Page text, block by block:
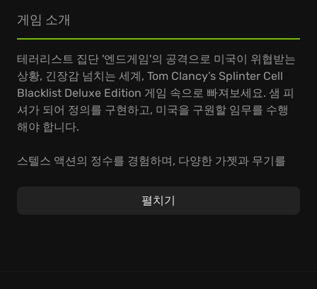
게임 소개
테러리스트 집단 '엔드게임'의 공격으로 미국이 위협받는
상황, 긴장감 넘치는 세계, Tom Clancy’s Splinter Cell
Blacklist Deluxe Edition 게임 속으로 빠져보세요. 샘 피
셔가 되어 정의를 구현하고, 미국을 구원할 임무를 수행
해야 합니다.
스텔스 액션의 정수를 경험하며, 다양한 가젯과 무기를
치는 잠입 액션과 치밀한 전략이 요구되는 미션들이 여러
펼치기